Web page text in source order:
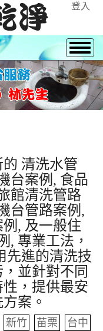
登入
清洗水管
台案例, 食品
館清洗管路
台管路案例,
, 及一般住
, 專業工法，
先進的清洗技
並針對不同
，提供最安
案。
新竹 苗栗
台中